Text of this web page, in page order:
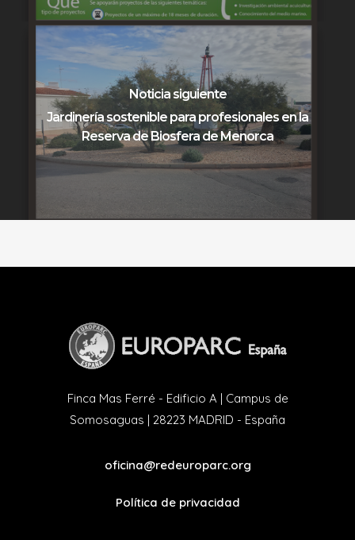
Noticia siguiente
Jardinería sostenible para profesionales en la
Reserva de Biosfera de Menorca
Finca Mas Ferré - Edificio A | Campus de
Somosaguas | 28223 MADRID - España
oficina@redeuroparc.org
Política de privacidad